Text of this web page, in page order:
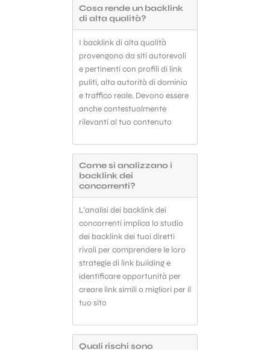
Curo attentamente il
posizionamento dei link
aspetto fondamentale per la
riuscita della Link building.
Sebbene non esista un rapporto tra
click presi e forza trasferita al sito
linkato, gestire bene questo
aspetto è importantissimo per
rendere credibile, dunque efficace
una campagna.
Cosa rende un backlink
di alta qualità?
I backlink di alta qualità
provengono da siti autorevoli
e pertinenti con profili di link
puliti, alta autorità di dominio
e traffico reale. Devono essere
anche contestualmente
rilevanti al tuo contenuto
Come si analizzano i
backlink dei
concorrenti?
L’analisi dei backlink dei
concorrenti implica lo studio
dei backlink dei tuoi diretti
rivali per comprendere le loro
strategie di link building e
identificare opportunità per
creare link simili o migliori per il
tuo sito
Quali rischi sono